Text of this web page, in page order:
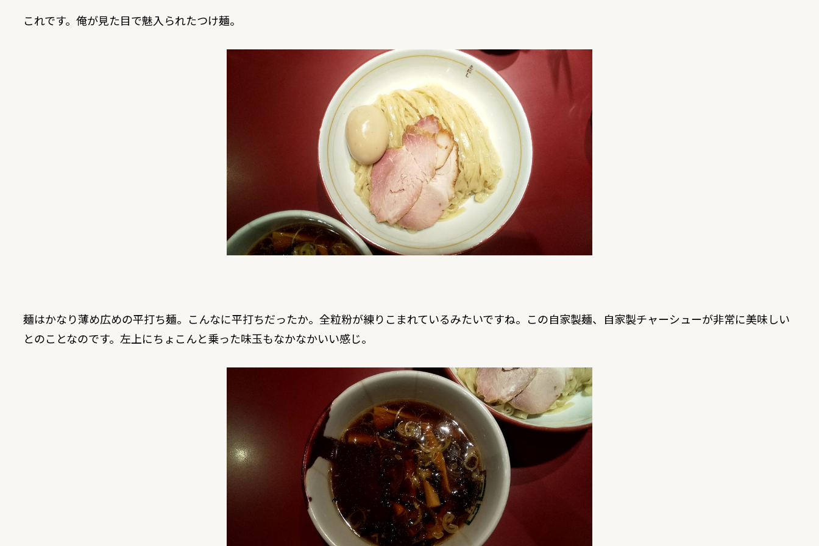
これです。俺が見た目で魅入られたつけ麺。
麺はかなり薄め広めの平打ち麺。こんなに平打ちだったか。全粒粉が練りこまれているみたいですね。この自家製麺、自家製チャーシューが非常に美味しい
とのことなのです。左上にちょこんと乗った味玉もなかなかいい感じ。